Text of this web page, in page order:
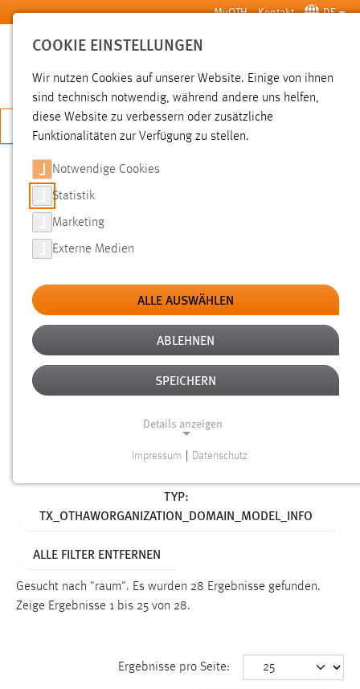
Zum Hauptinhalt springen MyOTH Kontakt DE
SUCHE
JETZT BEWERBEN
SUCHE
FILTER
Typ
Erstellungsdatum
Alter
TYP:
TX_OTHAWORGANIZATION_DOMAIN_MODEL_INFO
ALLE FILTER ENTFERNEN
Gesucht nach "raum". Es wurden 28 Ergebnisse gefunden.
Zeige Ergebnisse 1 bis 25 von 28.
Ergebnisse pro Seite:
COOKIE EINSTELLUNGEN
Wir nutzen Cookies auf unserer Website. Einige von ihnen
sind technisch notwendig, während andere uns helfen,
diese Website zu verbessern oder zusätzliche
Funktionalitäten zur Verfügung zu stellen.
Notwendige Cookies
Statistik
Marketing
Externe Medien
ALLE AUSWÄHLEN
ABLEHNEN
SPEICHERN
Details anzeigen
Notwendige Cookies ermöglichen grundlegende
Funktionen und sind für die einwandfreie Funktion der
Name:
Dieser Cookie speichert die ausgewählten Einverständnis-
Impressum Datenschutz